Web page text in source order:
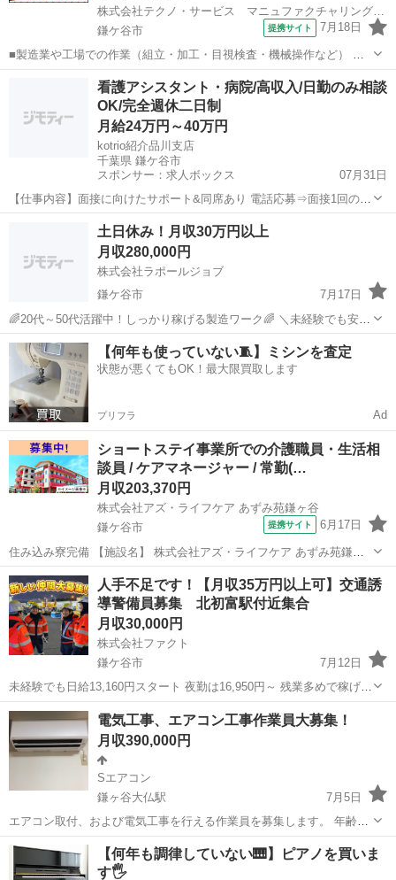
株式会社テクノ・サービス マニュファクチャリング【千葉県】
鎌ケ谷市
提携サイト 7月18日
■製造業や工場での作業（組立・加工・目視検査・機械操作など） 具
体的には・・・ 製品に不備がないか目視チェック 部品を機械にセット
してボタン操作などなど 複雑な作業や力仕事はほとんどなく覚えやす
いものばかり！ 未経験の方...
鎌ケ谷市 倉庫管理
看護アシスタント・病院/高収入/日勤のみ相談
OK/完全週休二日制
月給24万円～40万円
kotrio紹介品川支店
千葉県 鎌ケ谷市
スポンサー：求人ボックス
07月31日
【仕事内容】面接に向けたサポート&同席あり 電話応募⇒面接1回のス
ピード選考 未経験・無資格でもチャレンジできる「看護助手」のポジ
ションです! 充実の資格支援制度でステップアップ 教材費、資格受験
費など、資格取得にかかった費用をキ...
土日休み！月収30万円以上
月収280,000円
株式会社ラポールジョブ
鎌ケ谷市
7月17日
🌈20代～50代活躍中！しっかり稼げる製造ワーク🌈 ＼未経験でも安心
スタート！高時給で安定収入を実現✨／ 【お仕事内容】 車両部品の製
造補助スタッフを募集します！ 難しい作業は一切ナシ！稼げるお仕事
です💪...
千葉 鎌ケ谷市 機械
【何年も使っていない🧵】ミシンを査定
状態が悪くてもOK！最大限買取します
プリフラ Ad
ショートステイ事業所での介護職員・生活相
談員 / ケアマネージャー / 常勤(…
月収203,370円
株式会社アズ・ライフケア あずみ苑鎌ヶ谷
鎌ケ谷市
提携サイト 6月17日
住み込み寮完備 【施設名】 株式会社アズ・ライフケア あずみ苑鎌ヶ
谷 【勤務地】 千葉県 鎌ケ谷市 【アクセス】 鎌ケ谷駅から徒歩20分
鎌ケ谷駅/馬込沢駅/鎌ケ谷大仏駅 【雇用形態】常勤(日勤+夜勤) 【募集
職種...
千葉 鎌ケ谷市 介護士
人手不足です！【月収35万円以上可】交通誘
導警備員募集 北初富駅付近集合
月収30,000円
株式会社ファクト
鎌ケ谷市
7月12日
未経験でも日給13,160円スタート 夜勤は16,950円～ 残業多めで稼げる
現場です。 現場は千葉県神崎町です。 鎌ケ谷市内北初富駅近くに集合
→会社の車で現場へ ＼高日給×入社祝金30万円！／ ...
千葉 鎌ケ谷市 その他
電気工事、エアコン工事作業員大募集！
月収390,000円
Sエアコン
鎌ヶ谷大仏駅
7月5日
エアコン取付、および電気工事を行える作業員を募集します。 年齢、
経験、国籍は基本的に問いません。 千葉県、神奈川県内都内よりには
なりますが支店を開業するに当たり作業員を募集します。 日払い相談
可能、寮希望可能 給与390,0...
千葉 鎌ケ谷市 鎌ヶ谷大仏駅 営業 都内
【何年も調律していない🎹】ピアノを買いま
す🖐️